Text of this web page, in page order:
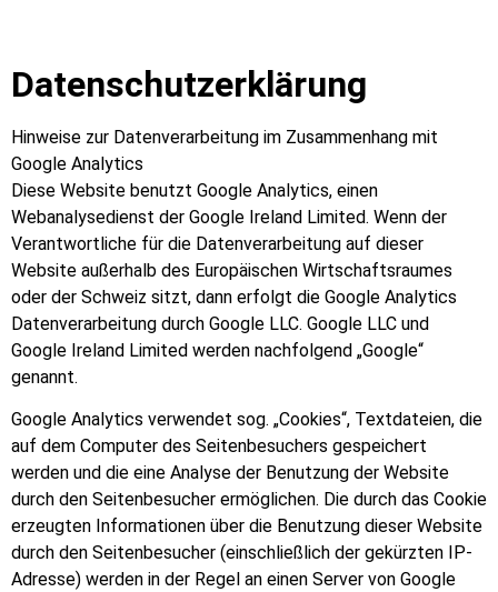
Datenschutzerklärung
Hinweise zur Datenverarbeitung im Zusammenhang mit
Google Analytics
Diese Website benutzt Google Analytics, einen
Webanalysedienst der Google Ireland Limited. Wenn der
Verantwortliche für die Datenverarbeitung auf dieser
Website außerhalb des Europäischen Wirtschaftsraumes
oder der Schweiz sitzt, dann erfolgt die Google Analytics
Datenverarbeitung durch Google LLC. Google LLC und
Google Ireland Limited werden nachfolgend „Google“
genannt.
Google Analytics verwendet sog. „Cookies“, Textdateien, die
auf dem Computer des Seitenbesuchers gespeichert
werden und die eine Analyse der Benutzung der Website
durch den Seitenbesucher ermöglichen. Die durch das Cookie
erzeugten Informationen über die Benutzung dieser Website
durch den Seitenbesucher (einschließlich der gekürzten IP-
Adresse) werden in der Regel an einen Server von Google